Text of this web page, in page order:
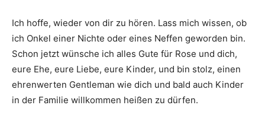
Ich hoffe, wieder von dir zu hören. Lass mich wissen, ob
ich Onkel einer Nichte oder eines Neffen geworden bin.
Schon jetzt wünsche ich alles Gute für Rose und dich,
eure Ehe, eure Liebe, eure Kinder, und bin stolz, einen
ehrenwerten Gentleman wie dich und bald auch Kinder
in der Familie willkommen heißen zu dürfen.